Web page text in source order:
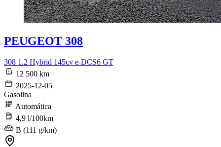
PEUGEOT 308
308 1.2 Hybrid 145cv e-DCS6 GT
12 500 km
2025-12-05
Gasolina
Automática
4,9 l/100km
B (111 g/km)